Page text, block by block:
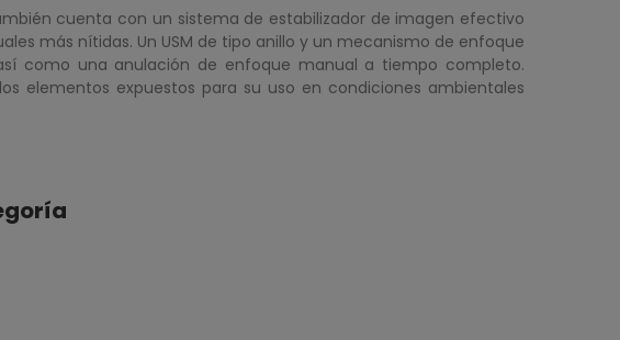
cuenta con un sistema de estabilizador de imagen efectivo
más nítidas. Un USM de tipo anillo y un mecanismo de enfoque
como una anulación de enfoque manual a tiempo completo.
elementos expuestos para su uso en condiciones ambientales